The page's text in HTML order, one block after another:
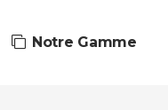
Notre Gamme